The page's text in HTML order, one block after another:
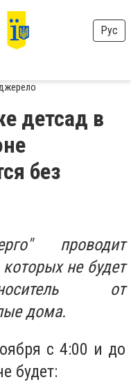
Рус
детсад в
без
проводит
не будет
от
дома.
с 4:00 и до
будет: